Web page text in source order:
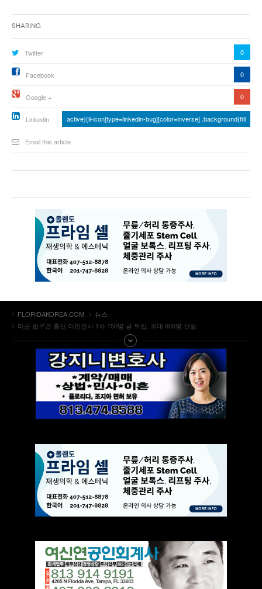
Sharing
Twitter 0
Facebook 0
Google + 0
Linkedin active){li-icon[type=linkedin-bug][color=inverse] .background{fill
Email this article
FLORIDAKOREA.COM
뉴스
미군 법무관 출신 이민판사 1차 150명 곧 투입, 최대 600명 선발